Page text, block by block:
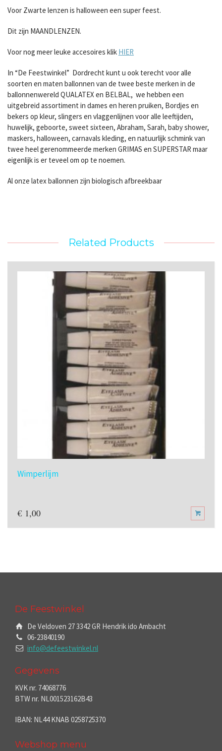
Voor Zwarte lenzen is halloween een super feest.
Dit zijn MAANDLENZEN.
Voor nog meer leuke accesoires klik HIER
In “De Feestwinkel” Dordrecht kunt u ook terecht voor alle
soorten en maten ballonnen van de twee beste merken in de
ballonnenwereld QUALATEX en BELBAL, we hebben een
uitgebreid assortiment in dames en heren pruiken, Bordjes en
bekers op kleur, slingers en vlaggenlijnen voor alle leeftijden,
huwelijk, geboorte, sweet sixteen, Abraham, Sarah, baby shower,
maskers, halloween, carnavals kleding, en natuurlijk schmink van
twee heel gerenommeerde merken GRIMAS en SUPERSTAR maar
eigenlijk is er teveel om op te noemen.
Al onze latex ballonnen zijn biologisch afbreekbaar
Related Products
Wimperlijm
€ 1,00
De Feestwinkel
De Veldoven 27 3342 GR Hendrik ido Ambacht
06-23840190
info@defeestwinkel.nl
Gegevens
KVK nr. 74068776
BTW nr. NL001523162B43
IBAN: NL44 KNAB 0258725370
Webshop menu